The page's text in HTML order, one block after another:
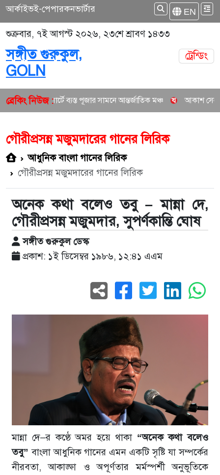
আর্কাইভই-পেপারকনভার্টার EN
শুক্রবার, ৭ই আগস্ট ২০২৬, ২৩শে শ্রাবণ ১৪৩৩
সঙ্গীত গুরুকুল,
GOLN
ট্রেন্ডিং
ব্রেকিং নিউজ :
ও কনসার্টে ব্যস্ত পূজার সামনে আন্তর্জাতিক মঞ্চ আকাশ সেন ও নিশি
গৌরীপ্রসন্ন মজুমদারের গানের লিরিক
আধুনিক বাংলা গানের লিরিক
গৌরীপ্রসন্ন মজুমদারের গানের লিরিক
অনেক কথা বলেও তবু – মান্না দে,
গৌরীপ্রসন্ন মজুমদার, সুপর্ণকান্তি ঘোষ
সঙ্গীত গুরুকুল ডেস্ক
প্রকাশ: ১ই ডিসেম্বর ১৯৮৬, ১২:৪১ এএম
মান্না দে–র কণ্ঠে অমর হয়ে থাকা “অনেক কথা বলেও
তবু” বাংলা আধুনিক গানের এমন একটি সৃষ্টি যা সম্পর্কের
নীরবতা, আকাঙ্ক্ষা ও অপূর্ণতার মর্মস্পর্শী অনুভূতিকে